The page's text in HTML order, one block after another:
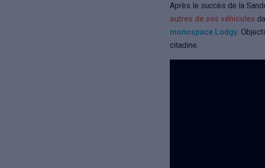
Après le succès de la
autres de ses véhicules
monospace Lodgy.
citadine.